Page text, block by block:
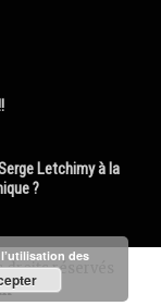
Letchimy à la
?
droits réservés
des